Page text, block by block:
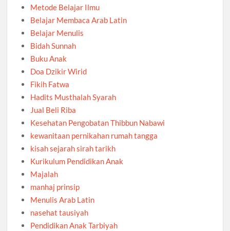
Metode Belajar Ilmu
Belajar Membaca Arab Latin
Belajar Menulis
Bidah Sunnah
Buku Anak
Doa Dzikir Wirid
Fikih Fatwa
Hadits Musthalah Syarah
Jual Beli Riba
Kesehatan Pengobatan Thibbun Nabawi
kewanitaan pernikahan rumah tangga
kisah sejarah sirah tarikh
Kurikulum Pendidikan Anak
Majalah
manhaj prinsip
Menulis Arab Latin
nasehat tausiyah
Pendidikan Anak Tarbiyah